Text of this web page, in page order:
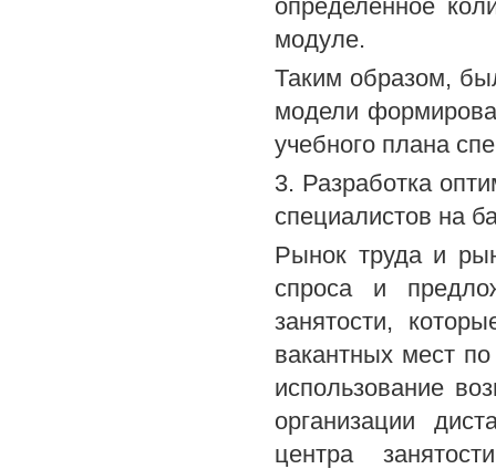
определенное
модуле.
Таким образом,
модели
учебного плана
3. Разработка
специалистов на
Рынок труда и
спроса и
занятости,
вакантных мест
использование
организации
центра